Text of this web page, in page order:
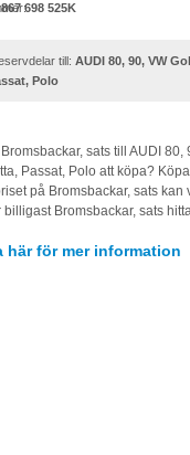
867 698 525K
till: AUDI 80, 90, VW
Polo
sats till AUDI 80,
Passat, Polo att köpa?
på Bromsbackar, sats kan
billigast Bromsbackar, sats
här för mer information